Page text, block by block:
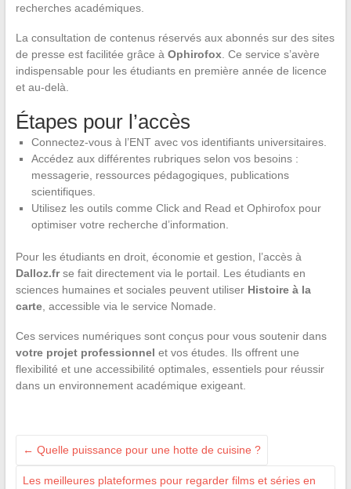
recherches académiques.
La consultation de contenus réservés aux abonnés sur des sites
de presse est facilitée grâce à Ophirofox. Ce service s’avère
indispensable pour les étudiants en première année de licence
et au-delà.
Étapes pour l’accès
Connectez-vous à l’ENT avec vos identifiants universitaires.
Accédez aux différentes rubriques selon vos besoins :
messagerie, ressources pédagogiques, publications
scientifiques.
Utilisez les outils comme Click and Read et Ophirofox pour
optimiser votre recherche d’information.
Pour les étudiants en droit, économie et gestion, l’accès à
Dalloz.frse fait directement via le portail. Les étudiants en
sciences humaines et sociales peuvent utiliser Histoire à la
carte, accessible via le service Nomade.
Ces services numériques sont conçus pour vous soutenir dans
votre projet professionnel et vos études. Ils offrent une
flexibilité et une accessibilité optimales, essentiels pour réussir
dans un environnement académique exigeant.
← Quelle puissance pour une hotte de cuisine ?
Les meilleures plateformes pour regarder films et séries en